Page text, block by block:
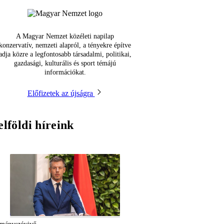
A Magyar Nemzet közéleti napilap
nemzeti alapról, a tényekre építve
közre a legfontosabb társadalmi, politikai,
gazdasági, kulturális és sport témájú
információkat.
Előfizetek az újságra
híreink